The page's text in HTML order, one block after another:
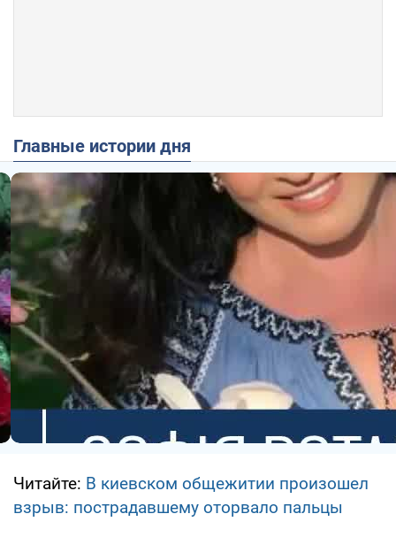
Главные истории дня
Читайте: В киевском общежитии произошел
взрыв: пострадавшему оторвало пальцы